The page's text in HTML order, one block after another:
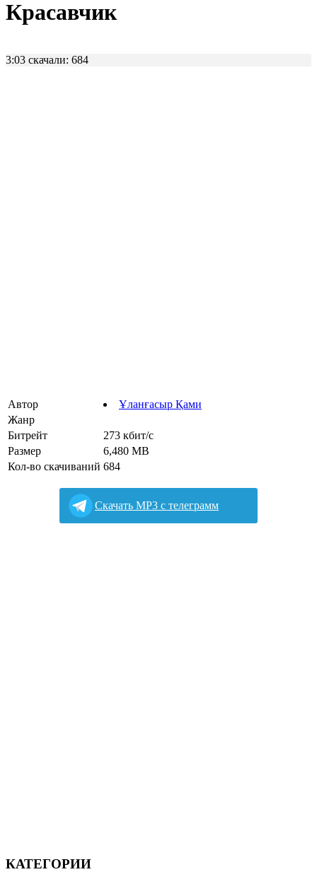
Красавчик
3:03 скачали: 684
Автор
Ұланғасыр Қами
Жанр
Битрейт
273 кбит/с
Размер
6,480 MB
Кол-во скачиваний 684
Cкачать MP3 с телеграмм
КАТЕГОРИИ